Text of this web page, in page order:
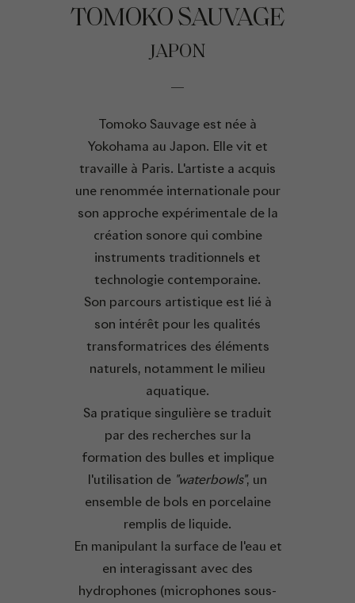
TOMOKO SAUVAGE
JAPON
Tomoko Sauvage est née à
Yokohama au Japon. Elle vit et
travaille à Paris. L'artiste a acquis
une renommée internationale pour
son approche expérimentale de la
création sonore qui combine
instruments traditionnels et
technologie contemporaine.
Son parcours artistique est lié à
son intérêt pour les qualités
transformatrices des éléments
naturels, notamment le milieu
aquatique.
Sa pratique singulière se traduit
par des recherches sur la
formation des bulles et implique
l'utilisation de "waterbowls", un
ensemble de bols en porcelaine
remplis de liquide.
En manipulant la surface de l'eau et
en interagissant avec des
hydrophones (microphones sous-